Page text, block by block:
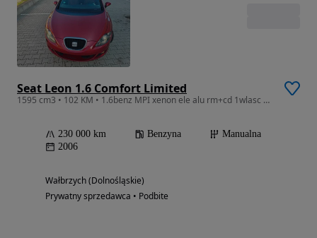
Seat Leon 1.6 Comfort Limited
1595 cm3 • 102 KM • 1.6benz MPI xenon ele alu rm+cd 1wlasc SERWIS sprawne jezdne
230 000 km Benzyna
Manualna
2006
Wałbrzych (Dolnośląskie)
Prywatny sprzedawca • Podbite